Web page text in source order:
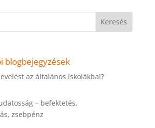
Keresés
blogbejegyzések
az általános iskolákba!?
– befektetés,
zsebpénz